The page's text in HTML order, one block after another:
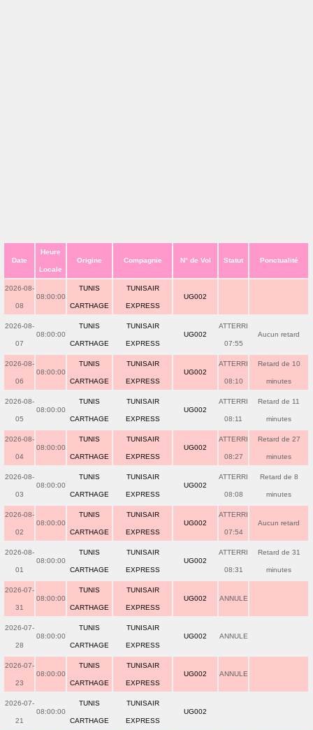
Date
Heure
Locale
Origine Compagnie N° de Vol Statut Ponctualité
2026-08-
08
08:00:00
TUNIS
CARTHAGE
TUNISAIR
EXPRESS
UG002
2026-08-
07
08:00:00
TUNIS
CARTHAGE
TUNISAIR
EXPRESS
UG002
ATTERRI
07:55
Aucun retard
2026-08-
06
08:00:00
TUNIS
CARTHAGE
TUNISAIR
EXPRESS
UG002
ATTERRI
08:10
Retard de 10
minutes
2026-08-
05
08:00:00
TUNIS
CARTHAGE
TUNISAIR
EXPRESS
UG002
ATTERRI
08:11
Retard de 11
minutes
2026-08-
04
08:00:00
TUNIS
CARTHAGE
TUNISAIR
EXPRESS
UG002
ATTERRI
08:27
Retard de 27
minutes
2026-08-
03
08:00:00
TUNIS
CARTHAGE
TUNISAIR
EXPRESS
UG002
ATTERRI
08:08
Retard de 8
minutes
2026-08-
02
08:00:00
TUNIS
CARTHAGE
TUNISAIR
EXPRESS
UG002
ATTERRI
07:54
Aucun retard
2026-08-
01
08:00:00
TUNIS
CARTHAGE
TUNISAIR
EXPRESS
UG002
ATTERRI
08:31
Retard de 31
minutes
2026-07-
31
08:00:00
TUNIS
CARTHAGE
TUNISAIR
EXPRESS
UG002 ANNULE
2026-07-
28
08:00:00
TUNIS
CARTHAGE
TUNISAIR
EXPRESS
UG002 ANNULE
2026-07-
23
08:00:00
TUNIS
CARTHAGE
TUNISAIR
EXPRESS
UG002 ANNULE
2026-07-
21
08:00:00
TUNIS
CARTHAGE
TUNISAIR
EXPRESS
UG002